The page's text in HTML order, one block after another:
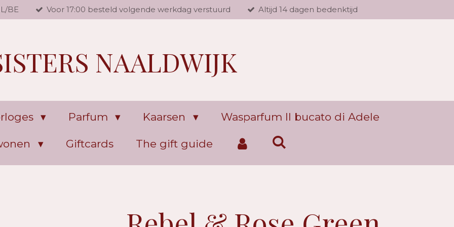
BE Voor 17:00 besteld volgende werkdag verstuurd Altijd 14 dagen bedenktijd
NAALDWIJK
Parfum Kaarsen Wasparfum Il bucato di Adele
Giftcards The gift guide